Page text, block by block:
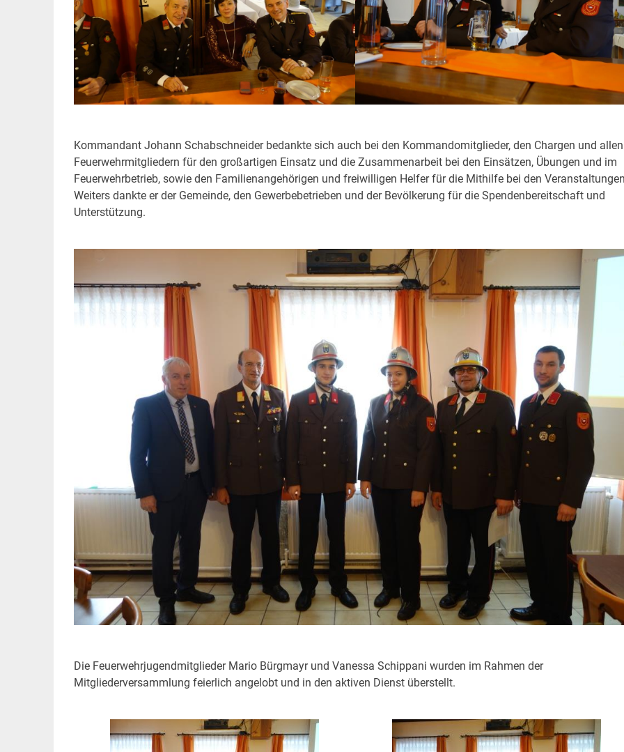
Kommandant Johann Schabschneider bedankte sich auch bei den Kommandomitglieder, den Chargen und allen
Feuerwehrmitgliedern für den großartigen Einsatz und die Zusammenarbeit bei den Einsätzen, Übungen und im
Feuerwehrbetrieb, sowie den Familienangehörigen und freiwilligen Helfer für die Mithilfe bei den
Weiters dankte er der Gemeinde, den Gewerbebetrieben und der Bevölkerung für die Spendenbereitschaft und
Unterstützung.
Die Feuerwehrjugendmitglieder Mario Bürgmayr und Vanessa Schippani wurden im Rahmen der
Mitgliederversammlung feierlich angelobt und in den aktiven Dienst überstellt.